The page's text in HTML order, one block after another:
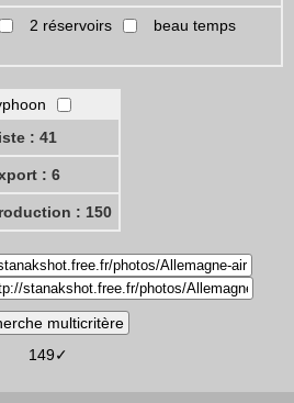
2 réservoirs beau temps
: 41
: 6
: 150
149✓